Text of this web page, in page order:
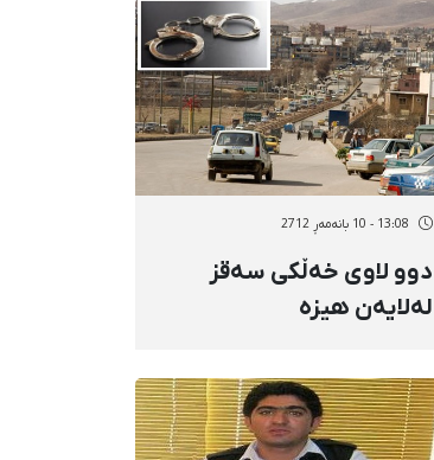
13:08 - 10 بانەمەڕ 2712
دوو لاوی خەڵكی سەقز
لەلایەن هیزە
دەستبەسەر كران